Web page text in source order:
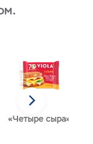
«Четыре сыра»